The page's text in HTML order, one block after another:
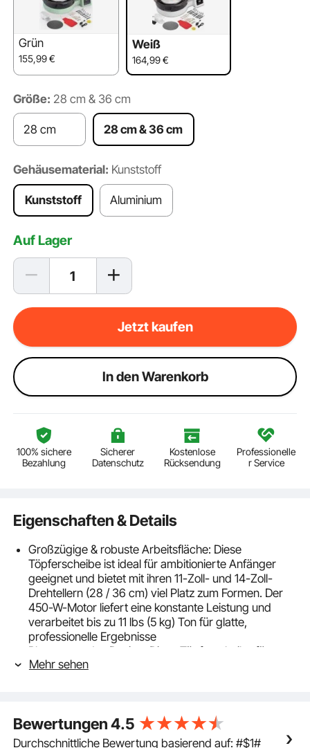
Grün
155,99€
Weiß
164,99€
Größe: 28 cm & 36 cm
28 cm 28 cm & 36 cm
Gehäusematerial: Kunststoff
Kunststoff Aluminium
Auf Lager
Jetzt kaufen
ln den Warenkorb
100% sichere
Bezahlung
Sicherer
Datenschutz
Kostenlose
Rücksendung
Professionelle
r Service
Eigenschaften & Details
Großzügige & robuste Arbeitsfläche: Diese
Töpferscheibe ist ideal für ambitionierte Anfänger
geeignet und bietet mit ihren 11-Zoll- und 14-Zoll-
Drehtellern (28 / 36 cm) viel Platz zum Formen. Der
450-W-Motor liefert eine konstante Leistung und
verarbeitet bis zu 11 lbs (5 kg) Ton für glatte,
professionelle Ergebnisse
Platzsparendes Design: Diese Töpferscheibe für
Erwachsene wurde entwickelt, um kreative
lässt sich leicht transportieren sowie verstauen
Integrierte Werkzeugaufbewahrung: Unsere
Mehr sehen
Bewertungen4.5
Durchschnittliche Bewertung basierend auf: #$1#